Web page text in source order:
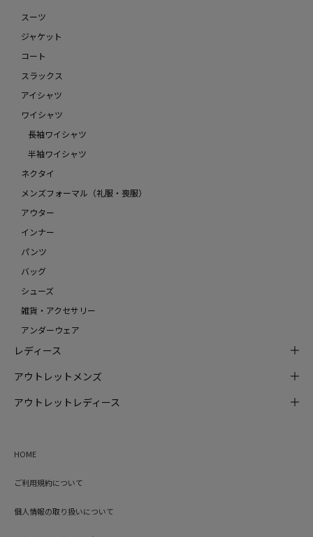
スーツ
ジャケット
コート
スラックス
アイシャツ
ワイシャツ
長袖ワイシャツ
半袖ワイシャツ
ネクタイ
メンズフォーマル（礼服・喪服）
アウター
インナー
パンツ
バッグ
シューズ
雑貨・アクセサリー
アンダーウェア
レディース
アウトレットメンズ
アウトレットレディース
HOME
ご利用規約について
個人情報の取り扱いについて